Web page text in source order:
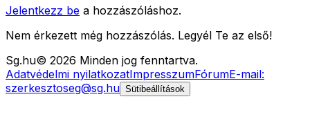
Jelentkezz be a hozzászóláshoz.
Nem érkezett még hozzászólás. Legyél Te az első!
Sg.hu© 2026 Minden jog fenntartva.
Adatvédelmi nyilatkozatImpresszumFórumE-mail:
szerkesztoseg@sg.hu Sütibeállítások